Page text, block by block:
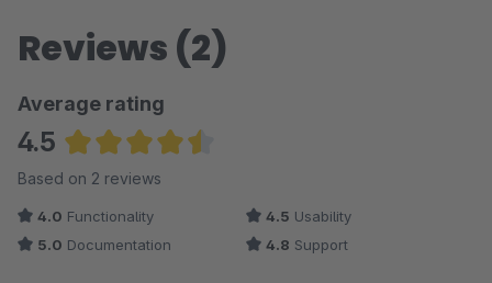
Reviews (2)
Average rating
4.5
Average rating of 4.5 out of 5 stars
Based on 2 reviews
4.0 Functionality 4.5 Usability
5.0 Documentation 4.8 Support